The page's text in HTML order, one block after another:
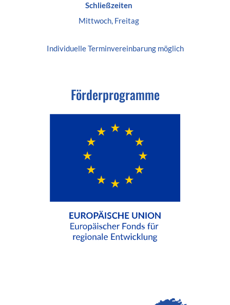
Schließzeiten
Mittwoch, Freitag
IndividuelleTerminvereinbarungmöglich
Förderprogramme